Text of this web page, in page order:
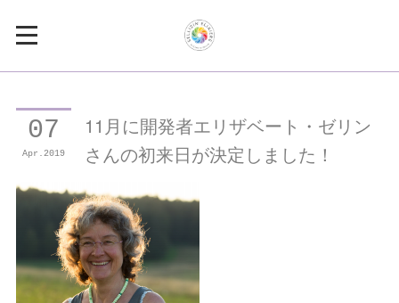
07
Apr 2019
11月に開発者エリザベート・ゼリン
さんの初来日が決定しました！